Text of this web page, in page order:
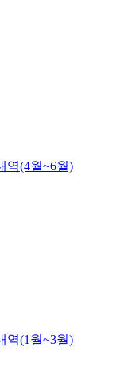
역(4월~6월)
역(1월~3월)